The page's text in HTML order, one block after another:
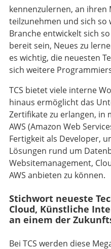
kennenzulernen, an
teilzunehmen und sich so
Branche entwickelt sich
bereit sein, Neues zu
es wichtig, die neuesten
sich weitere
TCS bietet viele interne
hinaus ermöglicht das
Zertifikate zu erlangen, in
AWS (Amazon Web
Fertigkeit als Developer,
Lösungen rund um
Websitemanagement,
AWS anbieten zu können.
Stichwort neueste
Cloud, Künstliche
an einem der
Bei TCS werden diese